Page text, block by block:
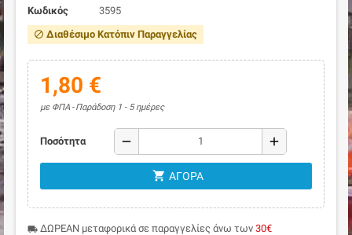
Κωδικός 3595
block Διαθέσιμο Κατόπιν Παραγγελίας
1,80 €
με ΦΠΑ Παράδοση 1 - 5 ημέρες
Ποσότητα remove add
shopping_cart ΑΓΟΡΆ
local_shipping ΔΩΡΕΑΝ μεταφορικά σε παραγγελίες άνω των 30€